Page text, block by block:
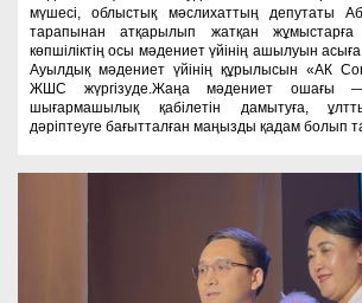
мүшесі, облыстық мәслихаттың депутаты
тарапынан атқарылып жатқан жұмыстарға
көпшіліктің осы мәдениет үйінің ашылуын асыға
Ауылдық мәдениет үйінің құрылысын «АК
ЖШС жүргізуде.Жаңа мәдениет ошағы
шығармашылық қабілетін дамытуға,
дәріптеуге бағытталған маңызды қадам болып